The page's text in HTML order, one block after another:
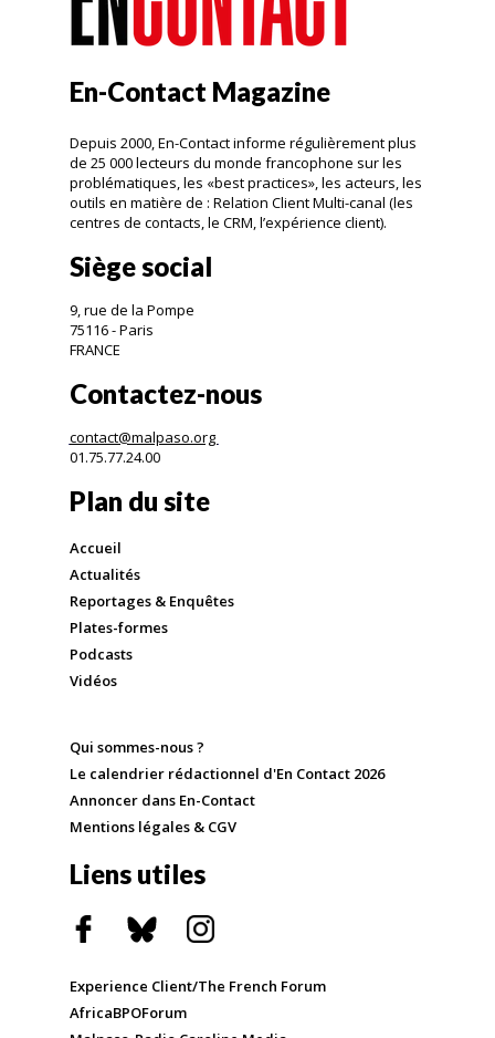
En-Contact Magazine
Depuis 2000, En-Contact informe régulièrement plus
de 25 000 lecteurs du monde francophone sur les
problématiques, les «best practices», les acteurs, les
outils en matière de : Relation Client Multi-canal (les
centres de contacts, le CRM, l’expérience client).
Siège social
9, rue de la Pompe
75116 - Paris
FRANCE
Contactez-nous
contact@malpaso.org
01.75.77.24.00
Plan du site
Accueil
Actualités
Reportages & Enquêtes
Plates-formes
Podcasts
Vidéos
Qui sommes-nous ?
Le calendrier rédactionnel d'En Contact 2026
Annoncer dans En-Contact
Mentions légales & CGV
Liens utiles
Experience Client/The French Forum
AfricaBPOForum